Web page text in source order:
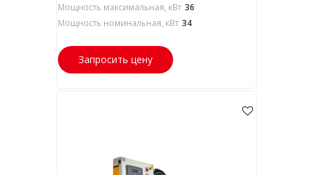
Мощность максимальная, кВт 36
Мощность номинальная, кВт 34
Запросить цену